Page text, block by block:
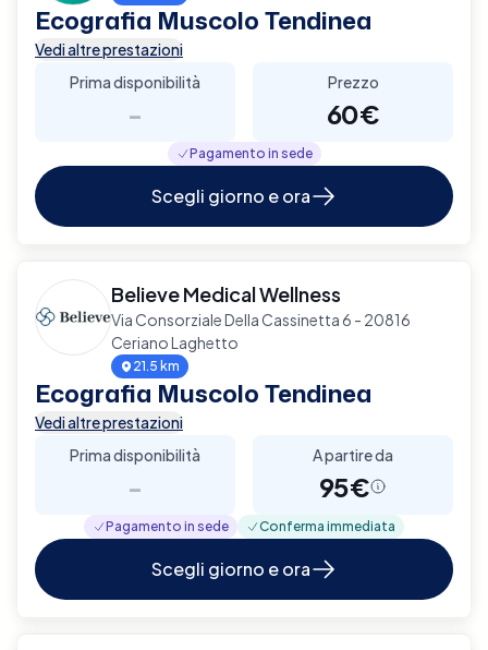
Ecografia Muscolo Tendinea
Vedi altre prestazioni
Prima disponibilità
-
Prezzo
60€
Pagamento in sede
Scegli giorno e ora
Believe Medical Wellness
Via Consorziale Della Cassinetta 6 - 20816
Ceriano Laghetto
21.5 km
Ecografia Muscolo Tendinea
Vedi altre prestazioni
Prima disponibilità
-
A partire da
95€
Pagamento in sede Conferma immediata
Scegli giorno e ora